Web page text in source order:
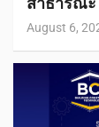
August 6,